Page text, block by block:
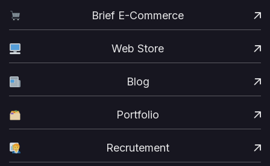
Brief E-Commerce
Web Store
Blog
Portfolio
Recrutement